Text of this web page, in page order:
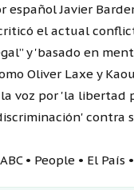
español Javier
el actual
y 'basado en
Oliver Laxe y
voz por 'la libertad
contra
• People • El País